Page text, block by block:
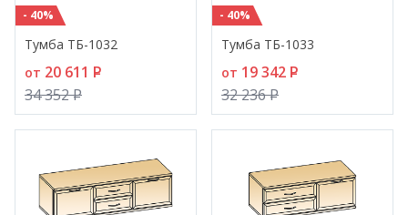
- 40%
Тумба ТБ-1032
от 20 611 P
34 352P
- 40%
Тумба ТБ-1033
от 19 342 P
32 236P